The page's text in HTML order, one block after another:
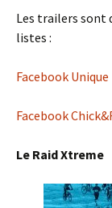
Les trailers sont
listes :
Facebook Unique
Facebook
Le Raid Xtreme